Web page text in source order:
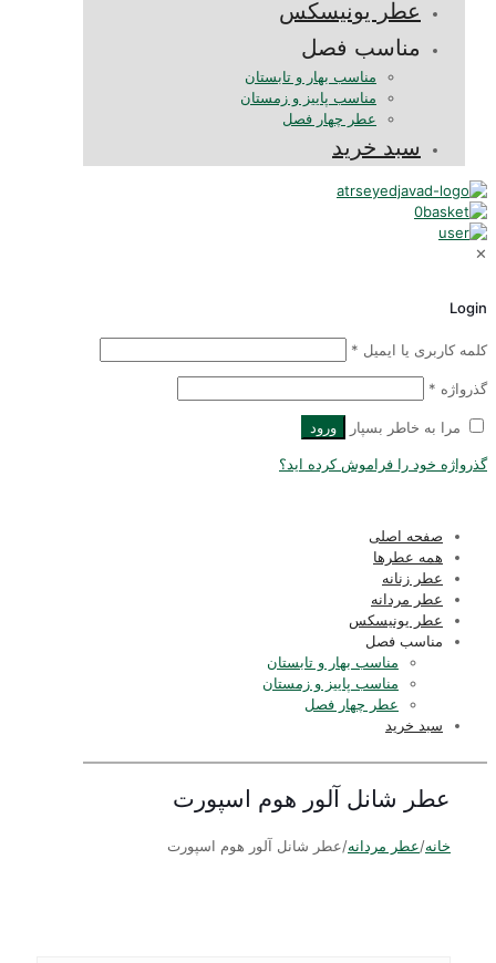
عطر یونیسکس
مناسب فصل
مناسب بهار و تابستان
مناسب پاییز و زمستان
عطر چهار فصل
سبد خرید
0
کاربری یا ایمیل *
*
مرا به خاطر بسپار ورود
خود را فراموش کرده اید؟
صفحه اصلی
همه عطرها
عطر زنانه
عطر مردانه
عطر یونیسکس
مناسب فصل
مناسب بهار و تابستان
مناسب پاییز و زمستان
عطر چهار فصل
سبد خرید
عطر شانل آلور هوم اسپورت
خانه/عطر مردانه/عطر شانل آلور هوم اسپورت